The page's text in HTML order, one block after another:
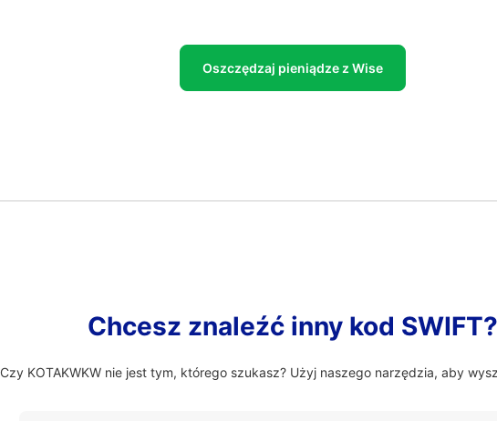
Oszczędzaj pieniądze z Wise
Chcesz znaleźć inny kod SWIFT?
Czy KOTAKWKW nie jest tym, którego szukasz? Użyj naszego narzędzia, aby